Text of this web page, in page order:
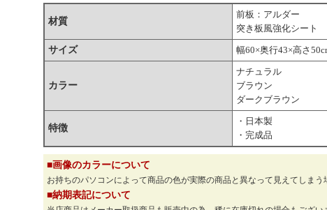
材質
前板：アルダー
突き板風強化シート
サイズ 幅60×奥行43×高さ
カラー
ナチュラル
ブラウン
ダークブラウン
特徴
・日本製
・完成品
■画像のカラーについて
お持ちのパソコンによって商品の色が実際の商品と異なって見えてしまう
■納期表記について